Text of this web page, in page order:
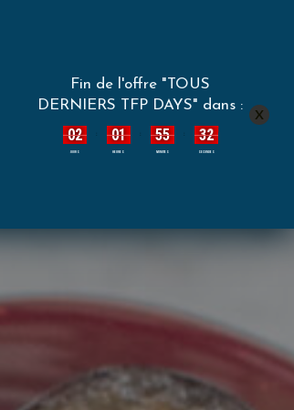
Fin de l'offre "TOUS
DERNIERS TFP DAYS" dans :
02
JOURS
01
HEURES
55
MINUTES
29
SECONDES
x